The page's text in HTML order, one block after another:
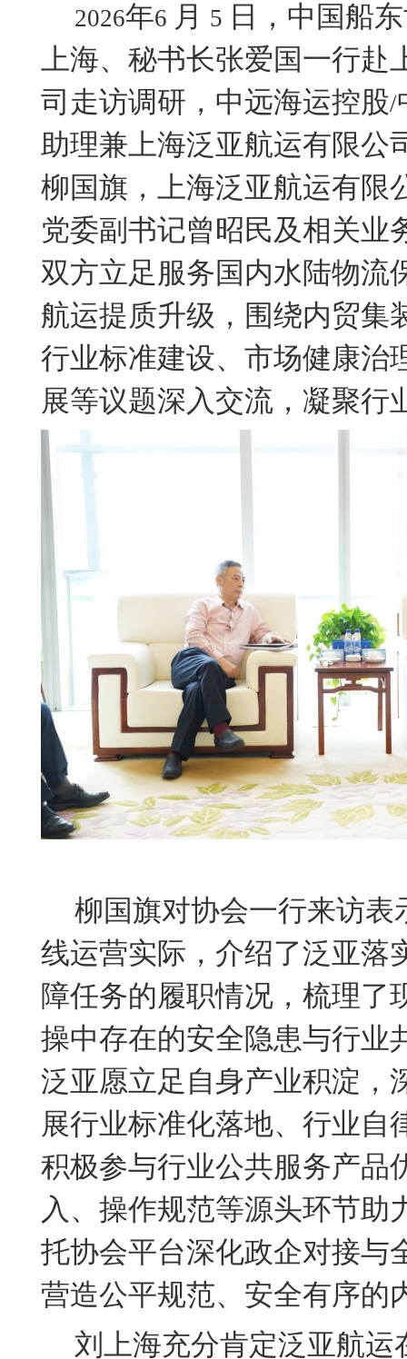
2026年6 月 5 日，中国船
上海、秘书长张爱国一行赴
司走访调研，中远海运控股/
助理兼上海泛亚航运有限公
柳国旗 ，上海泛亚航运有
党委副书记曾昭民及相关业
双方立足服务国内水陆物流
航运提质升级，围绕内贸集
行业标准建设、市场健康治
展等议题深入交流，凝聚行
柳国旗对协会一行来访表
线运营实际，介绍了泛亚落
障任务的履职情况，梳理了
操中存在的安全隐患与行业
泛亚愿立足自身产业积淀，
展行业标准化落地、行业自
积极参与行业公共服务产品
入、操作规范等源头环节助
托协会平台深化政企对接与
营造公平规范、安全有序的
刘上海充分肯定泛亚航运